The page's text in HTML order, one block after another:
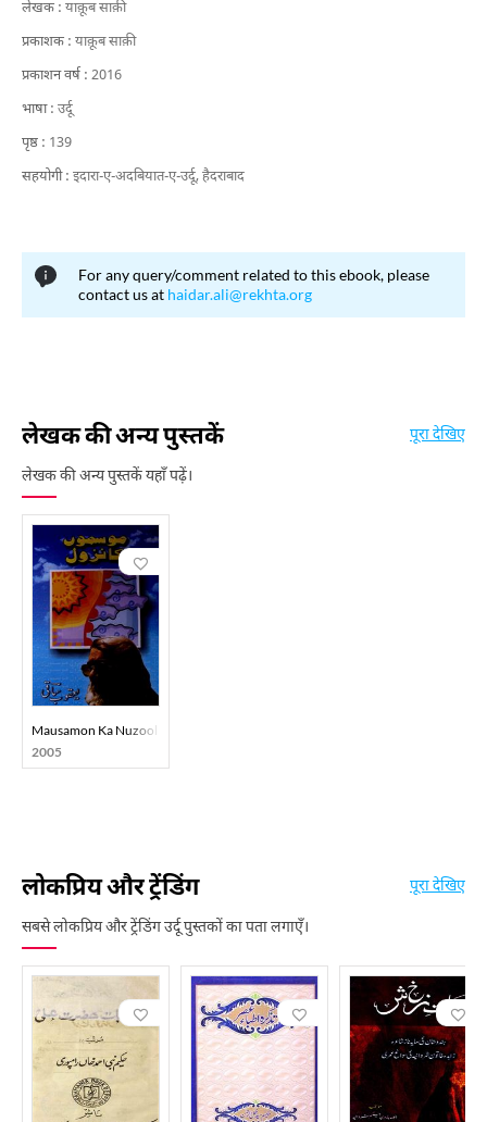
लेखक : याक़ूब साक़ी
प्रकाशक : याक़ूब साक़ी
प्रकाशन वर्ष : 2016
भाषा : उर्दू
पृष्ठ : 139
सहयोगी : इदारा-ए-अदबियात-ए-उर्दू, हैदराबाद
For any query/comment related to this ebook, please
contact us at haidar.ali@rekhta.org
लेखक की अन्य पुस्तकें
लेखक की अन्य पुस्तकें यहाँ पढ़ें।
पूरा देखिए
Mausamon Ka Nuzool
2005
लोकप्रिय और ट्रेंडिंग
सबसे लोकप्रिय और ट्रेंडिंग उर्दू पुस्तकों का पता लगाएँ।
पूरा देखिए